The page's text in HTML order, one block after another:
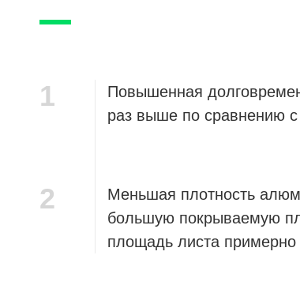
1
Повышенная
раз выше по сравнению
2
Меньшая плотность
большую покрываемую
площадь листа